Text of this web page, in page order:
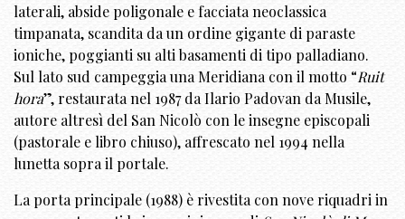
laterali, abside poligonale e facciata neoclassica
timpanata, scandita da un ordine gigante di paraste
ioniche, poggianti su alti basamenti di tipo palladiano.
Sul lato sud campeggia una Meridiana con il motto “Ruit
hora”, restaurata nel 1987 da Ilario Padovan da Musile,
autore altresì del San Nicolò con le insegne episcopali
(pastorale e libro chiuso), affrescato nel 1994 nella
lunetta sopra il portale.
La porta principale (1988) è rivestita con nove riquadri in